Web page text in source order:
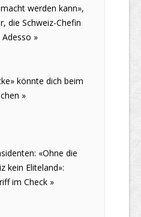
werden kann»,
die Schweiz-Chefin
»
könnte dich beim
»
«Ohne die
kein Eliteland»:
im Check »